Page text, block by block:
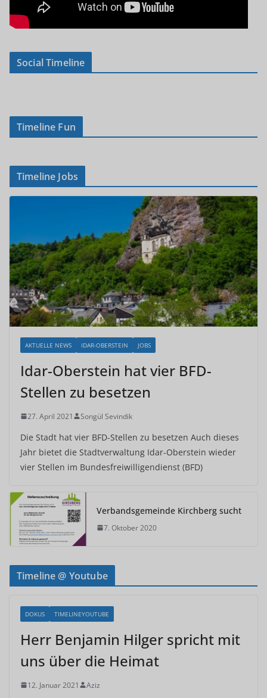
Social Timeline
Timeline Fun
Timeline Jobs
AKTUELLE NEWS IDAR-OBERSTEIN JOBS
Idar-Oberstein hat vier BFD-
Stellen zu besetzen
27. April 2021 Songül Sevindik
Die Stadt hat vier BFD-Stellen zu besetzen Auch dieses
Jahr bietet die Stadtverwaltung Idar-Oberstein wieder
vier Stellen im Bundesfreiwilligendienst (BFD)
Verbandsgemeinde Kirchberg sucht
7. Oktober 2020
Timeline @ Youtube
DOKUS TIMELINEYOUTUBE
Herr Benjamin Hilger spricht mit
uns über die Heimat
12. Januar 2021 Aziz